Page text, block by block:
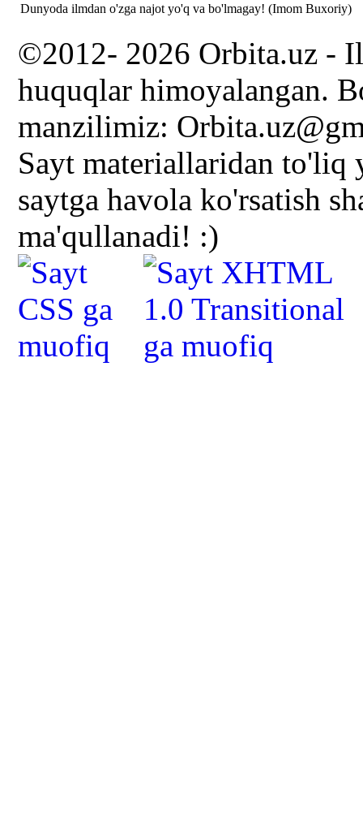
Dunyoda ilmdan o'zga najot yo'q va bo'lmagay! (Imom Buxoriy)
©2012- 2026 Orbita.uz -
huquqlar himoyalangan.
manzilimiz:
Sayt materiallaridan
saytga havola ko'rsatish
ma'qullanadi! :)